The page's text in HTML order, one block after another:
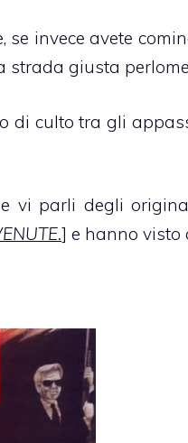
se invece avete
strada giusta
di culto tra gli
vi parli degli
] e hanno visto